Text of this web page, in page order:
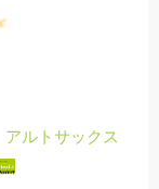
ルトサックス